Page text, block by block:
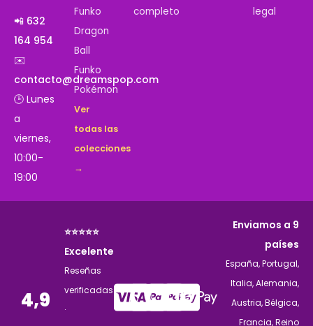
📲 632
164 954
✉️
contacto@dreamspop.com
🕒 Lunes
a
viernes,
10:00-
19:00
Funko
Dragon
Ball
Funko
Pokémon
Ver
todas las
colecciones
→
completo
legal
4,9
⭐⭐⭐⭐⭐
Excelente
Reseñas
verificadas
·
Enviamos a 9
países
España, Portugal,
Italia, Alemania,
Austria, Bélgica,
Francia, Reino